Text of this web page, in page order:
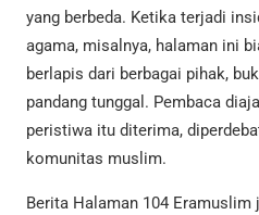
yang berbeda. Ketika terjadi
agama, misalnya, halaman ini
berlapis dari berbagai pihak,
pandang tunggal. Pembaca
peristiwa itu diterima,
komunitas muslim.
Berita Halaman 104 Eramuslim